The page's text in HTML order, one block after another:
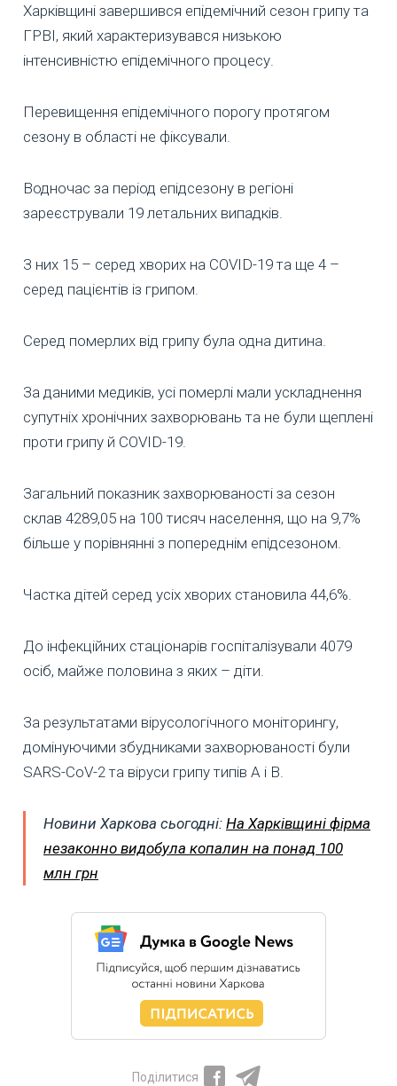
Харківщині завершився епідемічний сезон грипу та
ГРВІ, який характеризувався низькою
інтенсивністю епідемічного процесу.
Перевищення епідемічного порогу протягом
сезону в області не фіксували.
Водночас за період епідсезону в регіоні
зареєстрували 19 летальних випадків.
З них 15 – серед хворих на COVID-19 та ще 4 –
серед пацієнтів із грипом.
Серед померлих від грипу була одна дитина.
За даними медиків, усі померлі мали ускладнення
супутніх хронічних захворювань та не були щеплені
проти грипу й COVID-19.
Загальний показник захворюваності за сезон
склав 4289,05 на 100 тисяч населення, що на 9,7%
більше у порівнянні з попереднім епідсезоном.
Частка дітей серед усіх хворих становила 44,6%.
До інфекційних стаціонарів госпіталізували 4079
осіб, майже половина з яких – діти.
За результатами вірусологічного моніторингу,
домінуючими збудниками захворюваності були
SARS-CoV-2 та віруси грипу типів А і В.
Новини Харкова сьогодні: На Харківщині фірма
незаконно видобула копалин на понад 100
млн грн
Поділитися